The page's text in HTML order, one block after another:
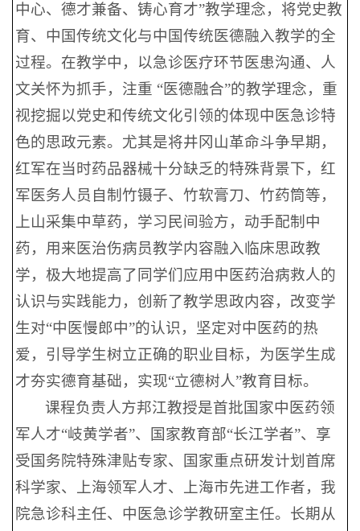
中心、德才兼备、铸心育才”教学理念，将党史教
育、中国传统文化与中国传统医德融入教学的全
过程。在教学中，以急诊医疗环节医患沟通、人
文关怀为抓手，注重 “医德融合”的教学理念，重
视挖掘以党史和传统文化引领的体现中医急诊特
色的思政元素。尤其是将井冈山革命斗争早期，
红军在当时药品器械十分缺乏的特殊背景下，红
军医务人员自制竹镊子、竹软膏刀、竹药筒等，
上山采集中草药，学习民间验方，动手配制中
药，用来医治伤病员教学内容融入临床思政教
学，极大地提高了同学们应用中医药治病救人的
认识与实践能力，创新了教学思政内容，改变学
生对“中医慢郎中”的认识，坚定对中医药的热
爱，引导学生树立正确的职业目标，为医学生成
才夯实德育基础，实现“立德树人”教育目标。
课程负责人方邦江教授是首批国家中医药领
军人才“岐黄学者”、国家教育部“长江学者”、享
受国务院特殊津贴专家、国家重点研发计划首席
科学家、上海领军人才、上海市先进工作者，我
院急诊科主任、中医急诊学教研室主任。长期从